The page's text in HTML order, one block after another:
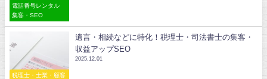
電話番号レンタル
集客・SEO
税理士・士業・顧客
遺言・相続などに特化！税理士・司法書士の集客・
収益アップSEO
2025.12.01